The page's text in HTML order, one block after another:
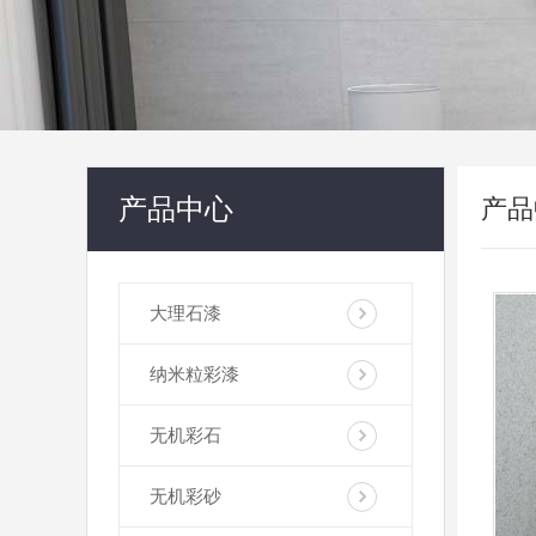
产品中心
大理石漆
纳米粒彩漆
无机彩石
无机彩砂
产